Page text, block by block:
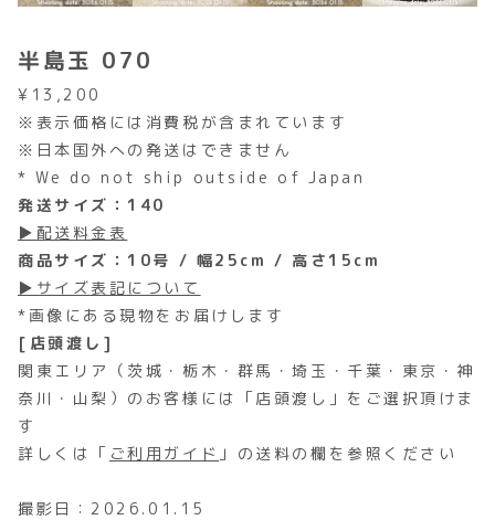
半島玉 070
¥ 13,200
※表示価格には消費税が含まれています
※日本国外への発送はできません
* We do not ship outside of Japan
発送サイズ：140
▶配送料金表
商品サイズ：10号 / 幅25cm / 高さ15cm
▶サイズ表記について
*画像にある現物をお届けします
[店頭渡し]
関東エリア（茨城・栃木・群馬・埼玉・千葉・東京・神
奈川・山梨）のお客様には「店頭渡し」をご選択頂けま
す
詳しくは「 ご利用ガイド 」の送料の欄を参照ください
撮影日：2026.01.15